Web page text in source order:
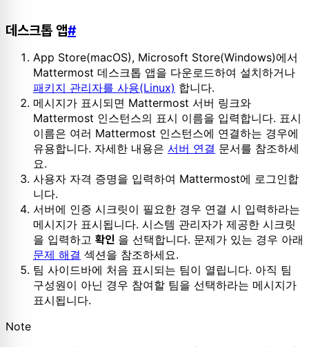
데스크톱 앱#
App Store(macOS), Microsoft Store(Windows)에서
Mattermost 데스크톱 앱을 다운로드하여 설치하거나
패키지 관리자를 사용(Linux) 합니다.
메시지가 표시되면 Mattermost 서버 링크와
Mattermost 인스턴스의 표시 이름을 입력합니다. 표시
이름은 여러 Mattermost 인스턴스에 연결하는 경우에
유용합니다. 자세한 내용은 서버 연결 문서를 참조하세
요.
사용자 자격 증명을 입력하여 Mattermost에 로그인합
니다.
서버에 인증 시크릿이 필요한 경우 연결 시 입력하라는
메시지가 표시됩니다. 시스템 관리자가 제공한 시크릿
을 입력하고 확인 을 선택합니다. 문제가 있는 경우 아래
문제 해결 섹션을 참조하세요.
팀 사이드바에 처음 표시되는 팀이 열립니다. 아직 팀
구성원이 아닌 경우 참여할 팀을 선택하라는 메시지가
표시됩니다.
Note